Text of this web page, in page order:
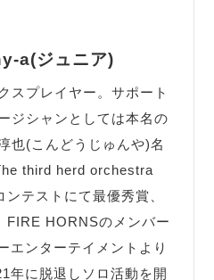
a(ジュニア)
スプレイヤー。サポート
ジシャンとしては本名の
也(こんどうじゅんや)名
third herd orchestra
テストにて最優秀賞、
FIRE HORNSのメンバー
エンターテイメントより
年に脱退しソロ活動を開